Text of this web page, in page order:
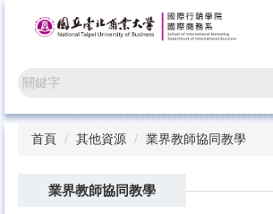
區
首頁 其他資源 業界教師協同教學
業界教師協同教學